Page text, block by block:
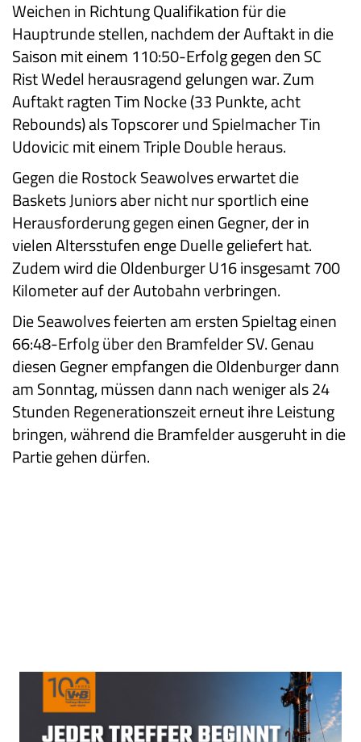
Weichen in Richtung Qualifikation für die
Hauptrunde stellen, nachdem der Auftakt in die
Saison mit einem 110:50-Erfolg gegen den SC
Rist Wedel herausragend gelungen war. Zum
Auftakt ragten Tim Nocke (33 Punkte, acht
Rebounds) als Topscorer und Spielmacher Tin
Udovicic mit einem Triple Double heraus.
Gegen die Rostock Seawolves erwartet die
Baskets Juniors aber nicht nur sportlich eine
Herausforderung gegen einen Gegner, der in
vielen Altersstufen enge Duelle geliefert hat.
Zudem wird die Oldenburger U16 insgesamt 700
Kilometer auf der Autobahn verbringen.
Die Seawolves feierten am ersten Spieltag einen
66:48-Erfolg über den Bramfelder SV. Genau
diesen Gegner empfangen die Oldenburger dann
am Sonntag, müssen dann nach weniger als 24
Stunden Regenerationszeit erneut ihre Leistung
bringen, während die Bramfelder ausgeruht in die
Partie gehen dürfen.